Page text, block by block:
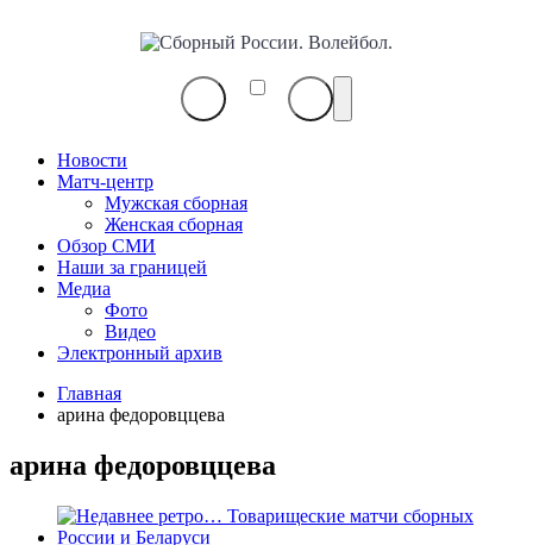
Сборный
Волейбол.
Новости
Матч-центр
Мужская сборная
Женская сборная
Обзор СМИ
Наши за границей
Медиа
Фото
Видео
Электронный архив
Главная
арина федоровццева
арина федоровццева